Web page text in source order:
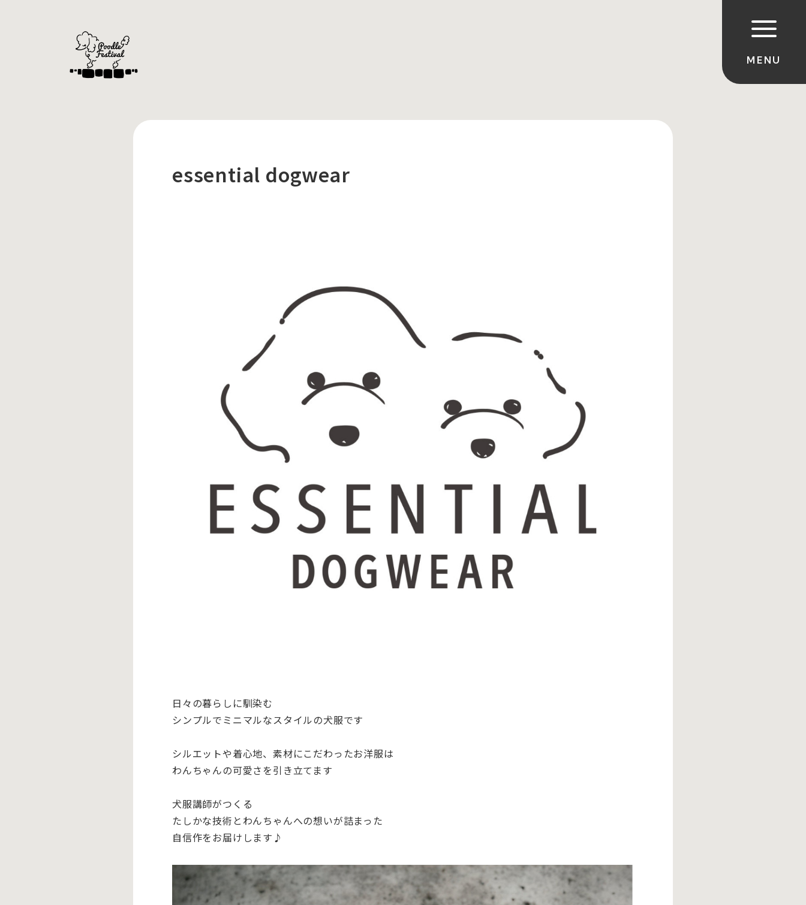
essential dogwear
日々の暮らしに馴染む
シンプルでミニマルなスタイルの犬服です
シルエットや着心地、素材にこだわったお洋服は
わんちゃんの可愛さを引き立てます
犬服講師がつくる
たしかな技術とわんちゃんへの想いが詰まった
自信作をお届けします♪